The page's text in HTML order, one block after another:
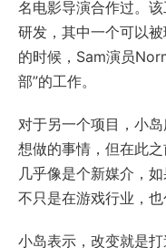
名电影导演合作过。
研发，其中一个可以
的时候，Sam演员
部”的工作。
对于另一个项目，小
想做的事情，但在此
几乎像是个新媒介，
不只是在游戏行业，也
小岛表示，改变就是